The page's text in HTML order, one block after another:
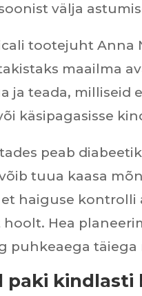
välja
tootejuht Anna
maailma
ja teada, milliseid
käsipagasisse
peab
tuua kaasa
haiguse
Hea
puhkeaega täiega
paki kindlasti